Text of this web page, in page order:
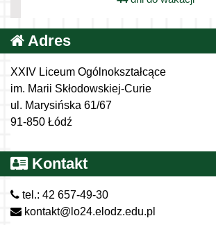
Adres
XXIV Liceum Ogólnokształcące
im. Marii Skłodowskiej-Curie
ul. Marysińska 61/67
91-850 Łódź
Kontakt
tel.: 42 657-49-30
kontakt@lo24.elodz.edu.pl